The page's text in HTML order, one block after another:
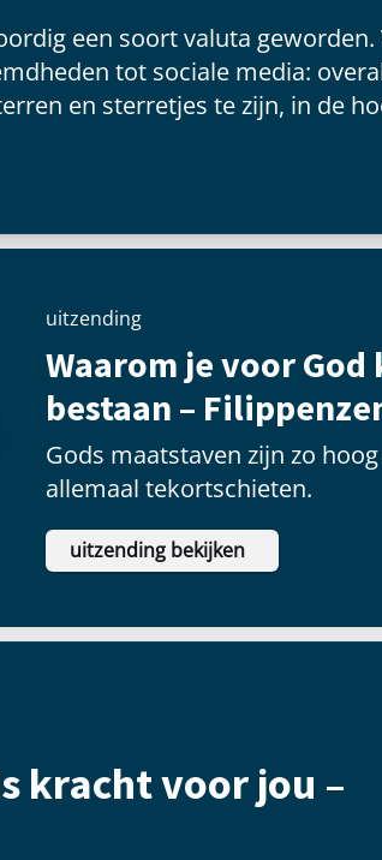
een soort valuta geworden.
tot sociale media:
en sterretjes te zijn, in de
ze voor een groot publiek
uitzending
Waarom je voor God
bestaan –
Gods maatstaven zijn zo
allemaal tekortschieten.
uitzending bekijken
kracht voor jou –